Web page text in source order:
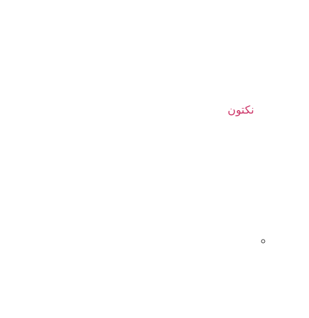
نکتون